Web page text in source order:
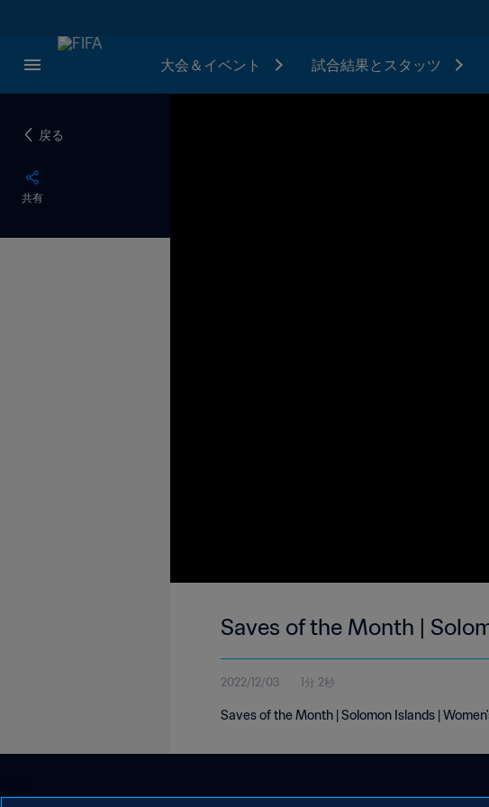
大会＆イベント 試合結果とスタッツ
戻る
共有
Saves of the Month |
2022/12/03 1分 2秒
Saves of the Month | Solomon Islands |